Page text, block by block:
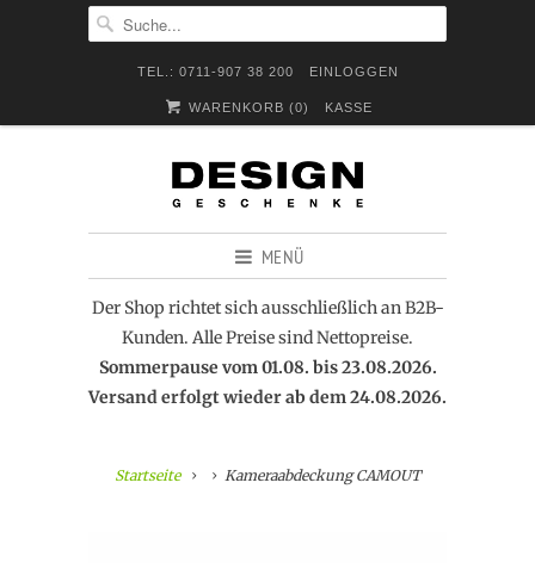
TEL.: 0711-907 38 200 EINLOGGEN
WARENKORB (0) KASSE
MENÜ
Der Shop richtet sich ausschließlich an B2B-
Kunden. Alle Preise sind Nettopreise.
Sommerpause vom 01.08. bis 23.08.2026.
Versand erfolgt wieder ab dem 24.08.2026.
Startseite Kameraabdeckung CAMOUT